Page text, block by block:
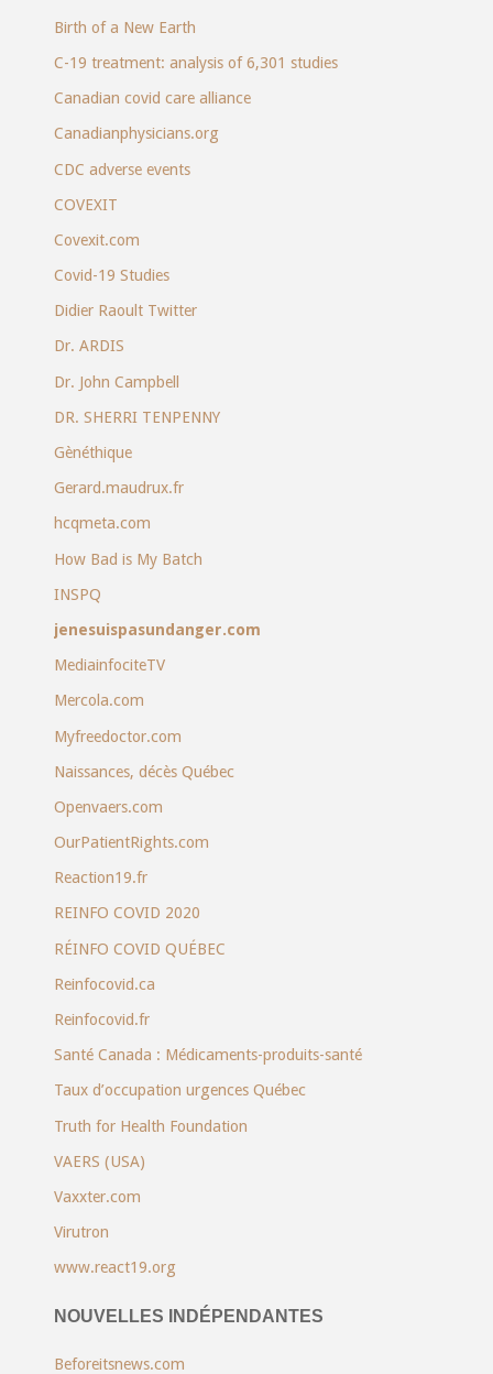
Birth of a New Earth
C-19 treatment: analysis of 6,301 studies
Canadian covid care alliance
Canadianphysicians.org
CDC adverse events
COVEXIT
Covexit.com
Covid-19 Studies
Didier Raoult Twitter
Dr. ARDIS
Dr. John Campbell
DR. SHERRI TENPENNY
Gènéthique
Gerard.maudrux.fr
hcqmeta.com
How Bad is My Batch
INSPQ
jenesuispasundanger.com
MediainfociteTV
Mercola.com
Myfreedoctor.com
Naissances, décès Québec
Openvaers.com
OurPatientRights.com
Reaction19.fr
REINFO COVID 2020
RÉINFO COVID QUÉBEC
Reinfocovid.ca
Reinfocovid.fr
Santé Canada : Médicaments-produits-santé
Taux d’occupation urgences Québec
Truth for Health Foundation
VAERS (USA)
Vaxxter.com
Virutron
www.react19.org
NOUVELLES INDÉPENDANTES
Beforeitsnews.com